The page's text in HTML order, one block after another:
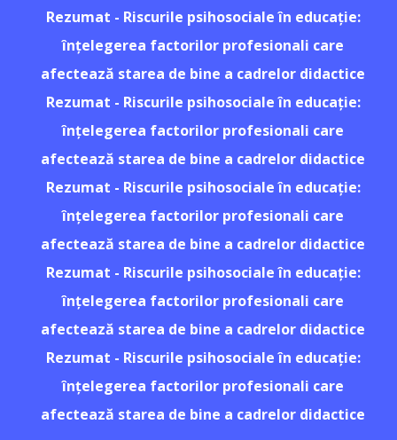
Rezumat - Riscurile psihosociale în educație:
înțelegerea factorilor profesionali care
afectează starea de bine a cadrelor didactice
Rezumat - Riscurile psihosociale în educație:
înțelegerea factorilor profesionali care
afectează starea de bine a cadrelor didactice
Rezumat - Riscurile psihosociale în educație:
înțelegerea factorilor profesionali care
afectează starea de bine a cadrelor didactice
Rezumat - Riscurile psihosociale în educație:
înțelegerea factorilor profesionali care
afectează starea de bine a cadrelor didactice
Rezumat - Riscurile psihosociale în educație:
înțelegerea factorilor profesionali care
afectează starea de bine a cadrelor didactice